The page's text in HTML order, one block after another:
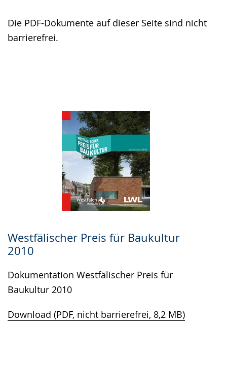
Die PDF-Dokumente auf dieser Seite sind nicht
barrierefrei.
Westfälischer Preis für Baukultur
2010
Dokumentation Westfälischer Preis für
Baukultur 2010
Download (PDF, nicht barrierefrei, 8,2 MB)